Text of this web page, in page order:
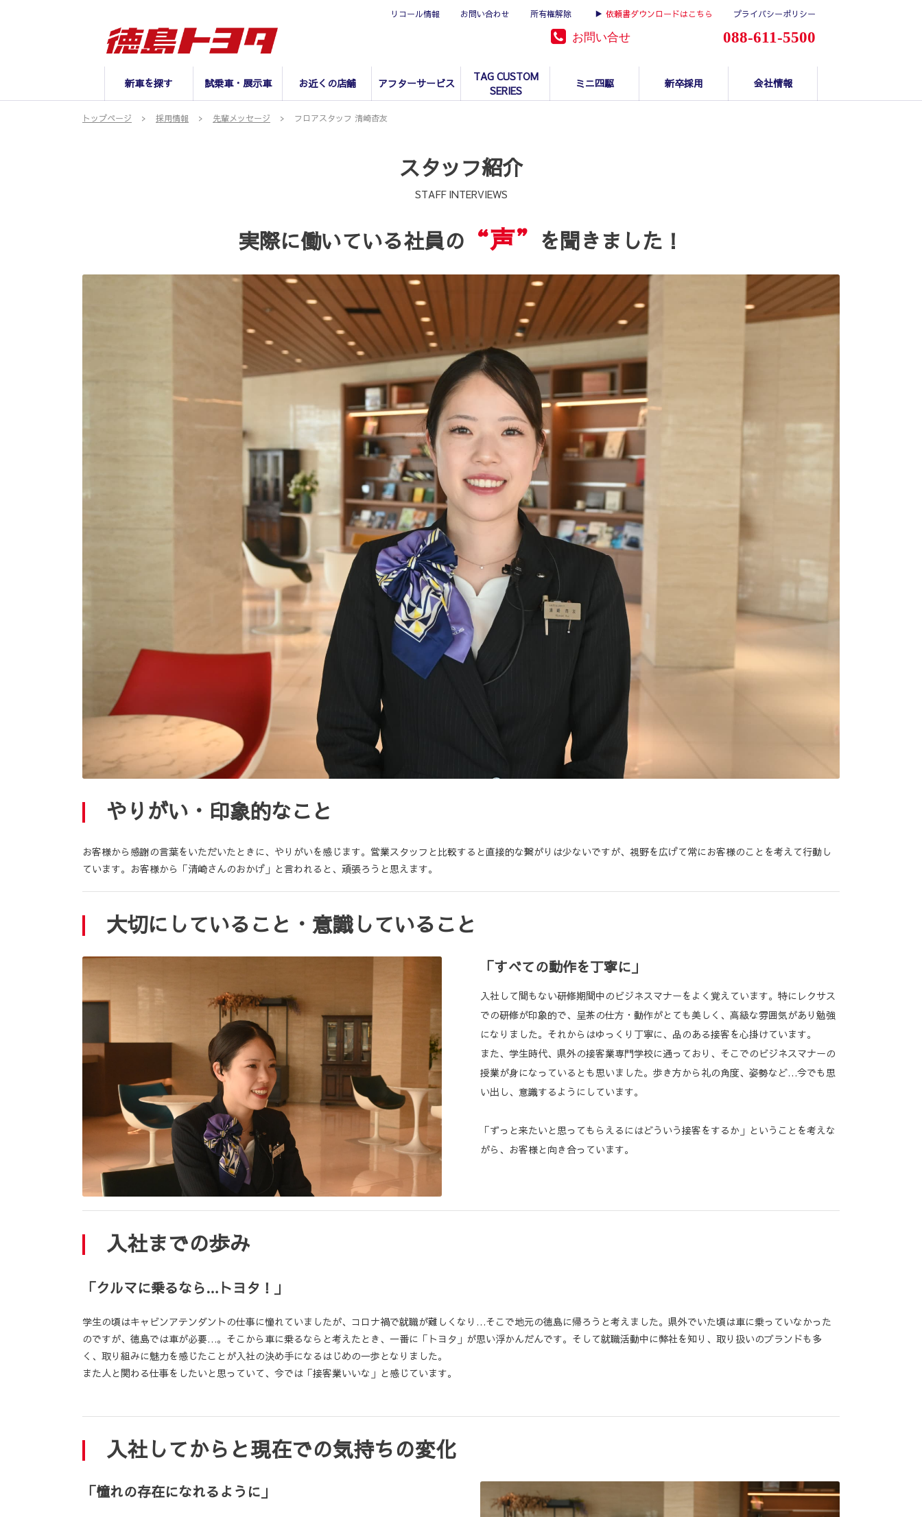
お問い合せ 088-611-5500
新車を探す 試乗車・展示車 お近くの店舗 アフターサービス
TAG CUSTOM
SERIES
ミニ四駆 新卒採用 会社情報
リコール情報 お問い合わせ 所有権解除 ▶ 依頼書ダウンロードはこちら プライバシーポリシー
トップページ 採用情報 先輩メッセージ フロアスタッフ 清崎杏友
スタッフ紹介
STAFF INTERVIEWS
実際に働いている社員の “声” を聞きました！
やりがい・印象的なこと
お客様から感謝の言葉をいただいたときに、やりがいを感じます。営業スタッフと比較すると直接的な繋がりは少ないですが、視野を広げて常にお客様のことを考えて行動し
ています。お客様から「清崎さんのおかげ」と言われると、頑張ろうと思えます。
大切にしていること・意識していること
「すべての動作を丁寧に」
入社して間もない研修期間中のビジネスマナーをよく覚えています。特にレクサス
での研修が印象的で、呈茶の仕方・動作がとても美しく、高級な雰囲気があり勉強
になりました。それからはゆっくり丁寧に、品のある接客を心掛けています。
また、学生時代、県外の接客業専門学校に通っており、そこでのビジネスマナーの
授業が身になっているとも思いました。歩き方から礼の角度、姿勢など…今でも思
い出し、意識するようにしています。
「ずっと来たいと思ってもらえるにはどういう接客をするか」ということを考えな
がら、お客様と向き合っています。
入社までの歩み
「クルマに乗るなら…トヨタ！」
学生の頃はキャビンアテンダントの仕事に憧れていましたが、コロナ禍で就職が難しくなり…そこで地元の徳島に帰ろうと考えました。県外でいた頃は車に乗っていなかった
のですが、徳島では車が必要…。そこから車に乗るならと考えたとき、一番に「トヨタ」が思い浮かんだんです。そして就職活動中に弊社を知り、取り扱いのブランドも多
く、取り組みに魅力を感じたことが入社の決め手になるはじめの一歩となりました。
また人と関わる仕事をしたいと思っていて、今では「接客業いいな」と感じています。
入社してからと現在での気持ちの変化
「憧れの存在になれるように」